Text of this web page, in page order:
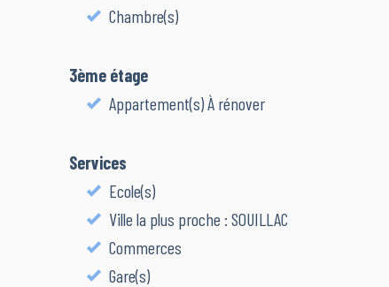
Chambre(s)
3ème étage
Appartement(s) À rénover
Services
Ecole(s)
Ville la plus proche : SOUILLAC
Commerces
Gare(s)